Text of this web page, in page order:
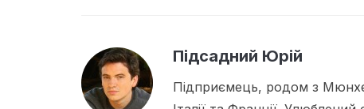
Підсадний Юрій
Підприємець, родом з